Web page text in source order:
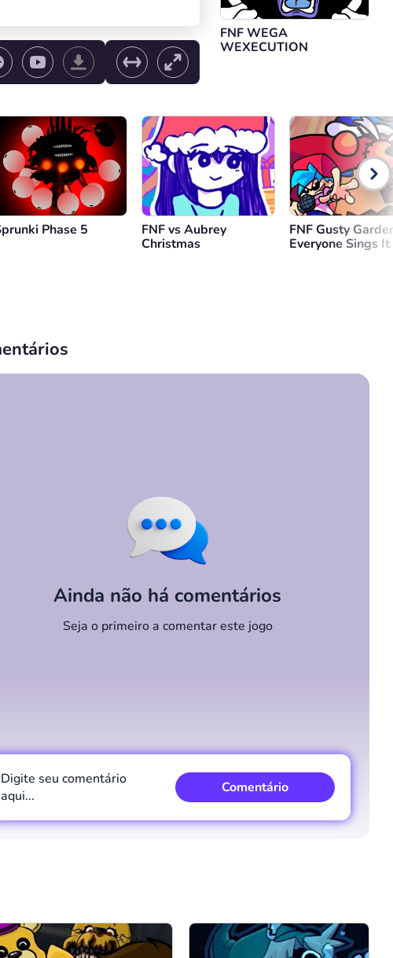
de volume
FNF WEGA
WEXECUTION
Phase 5
FNF vs Aubrey
Christmas
FNF Gusty
Everyone Sings It
Ainda não há comentários
Seja o primeiro a comentar este jogo
Digite seu comentário
aqui...
Comentário